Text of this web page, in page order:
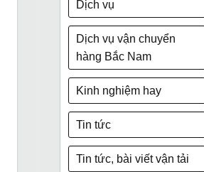
Dịch vụ
Dịch vụ vận chuyển
hàng Bắc Nam
Kinh nghiệm hay
Tin tức
Tin tức, bài viết vận tải